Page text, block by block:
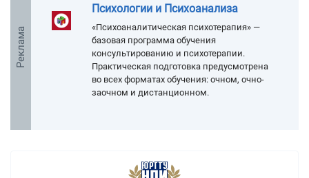
Реклама
Психологии и Психоанализа
«Психоаналитическая психотерапия» —
базовая программа обучения
консультированию и психотерапии.
Практическая подготовка предусмотрена
во всех форматах обучения: очном, очно-
заочном и дистанционном.